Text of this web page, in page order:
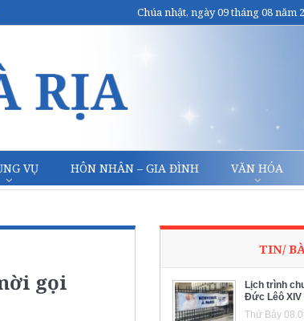
Chúa nhật, ngày 09 tháng 08 năm
VỤ HÔN NHÂN – GIA ĐÌNH VĂN HÓA
gọi
TIN/
Lịch trình
Đức Lêô XIV
Thứ Bảy